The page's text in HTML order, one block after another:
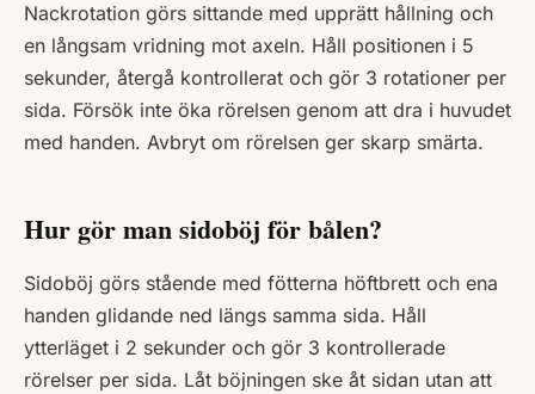
Nackrotation görs sittande med upprätt hållning och
en långsam vridning mot axeln. Håll positionen i 5
sekunder, återgå kontrollerat och gör 3 rotationer per
sida. Försök inte öka rörelsen genom att dra i huvudet
med handen. Avbryt om rörelsen ger skarp smärta.
Hur gör man sidoböj för bålen?
Sidoböj görs stående med fötterna höftbrett och ena
handen glidande ned längs samma sida. Håll
ytterläget i 2 sekunder och gör 3 kontrollerade
rörelser per sida. Låt böjningen ske åt sidan utan att